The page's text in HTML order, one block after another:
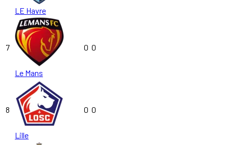
LE Havre
7
Le Mans
0 0
8
Lille
0 0